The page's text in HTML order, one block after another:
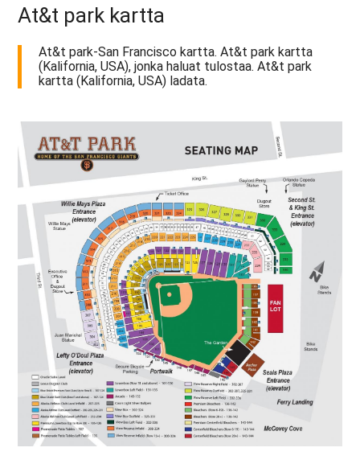
At&t park kartta
At&t park-San Francisco kartta. At&t park kartta
(Kalifornia, USA), jonka haluat tulostaa. At&t park
kartta (Kalifornia, USA) ladata.